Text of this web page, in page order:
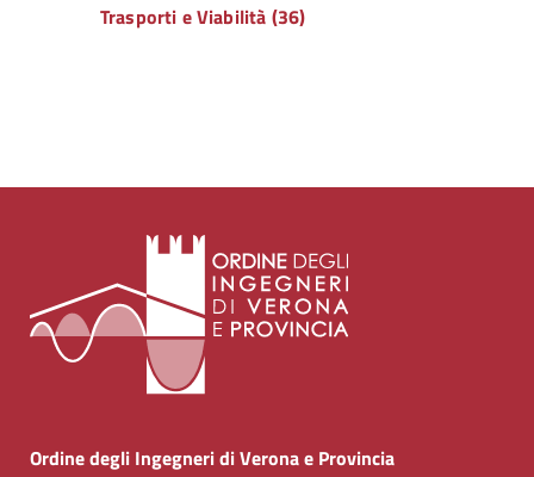
Trasporti e Viabilità (36)
Ordine degli Ingegneri di Verona e Provincia